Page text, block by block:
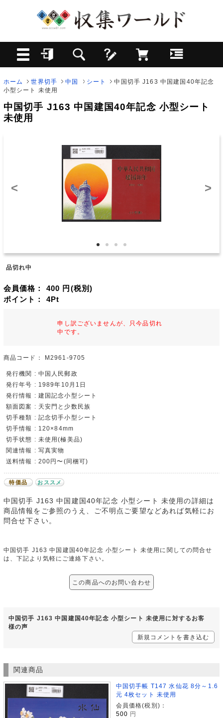
ホーム 世界切手 中国 シート
中国切手 J163 中国建国40年記念
小型シート 未使用
中国切手 J163 中国建国40年記念 小型シート
未使用
< >
品切れ中
会員価格： 400 円(税別)
ポイント： 4Pt
申し訳ございませんが、只今品切れ
中です。
商品コード： M2961-9705
発行機関 : 中国人民郵政
発行年号 : 1989年10月1日
発行情報 : 建国記念小型シート
額面図案 : 天安門と少数民族
切手種類 : 記念切手小型シート
切手情報 : 120×84mm
切手状態 : 未使用(極美品)
関連情報 : 写真実物
送料情報 : 200円〜(同梱可)
特価品 おススメ
中国切手 J163 中国建国40年記念 小型シート 未使用の詳細は
商品情報をご参照のうえ、ご不明点ご要望などあれば気軽にお
問合せ下さい。
中国切手 J163 中国建国40年記念 小型シート 未使用に関しての問合せ
は、下記より気軽にご連絡下さい。
この商品へのお問い合わせ
中国切手 J163 中国建国40年記念 小型シート 未使用に対するお客
様の声
新規コメントを書き込む
関連商品
中国切手帳 T147 水仙花 8分～1.6
元 4枚セット 未使用
会員価格(税別)：
500 円